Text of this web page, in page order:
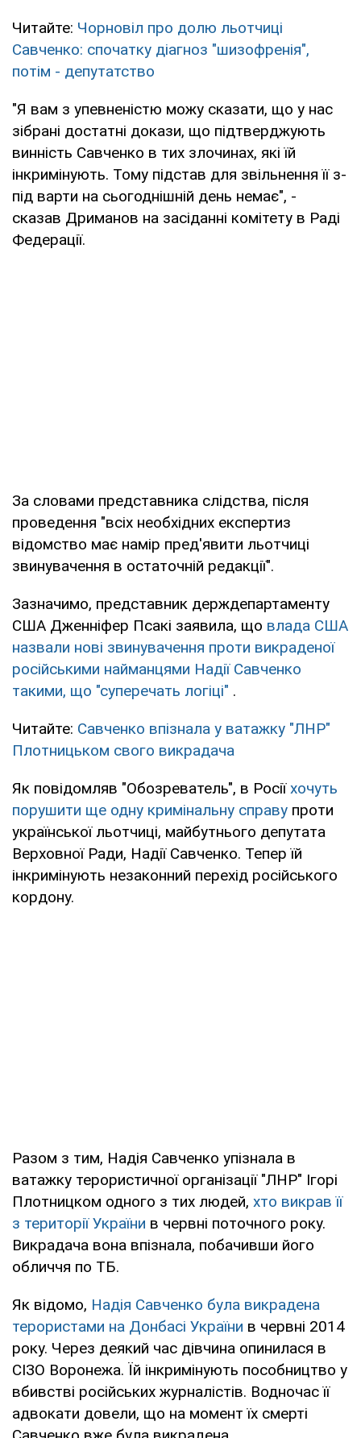
Читайте: Чорновіл про долю льотчиці
Савченко: спочатку діагноз "шизофренія",
потім - депутатство
"Я вам з упевненістю можу сказати, що у нас
зібрані достатні докази, що підтверджують
винність Савченко в тих злочинах, які їй
інкримінують. Тому підстав для звільнення її з-
під варти на сьогоднішній день немає", -
сказав Дриманов на засіданні комітету в Раді
Федерації.
За словами представника слідства, після
проведення "всіх необхідних експертиз
відомство має намір пред'явити льотчиці
звинувачення в остаточній редакції".
Зазначимо, представник держдепартаменту
США Дженніфер Псакі заявила, що влада США
назвали нові звинувачення проти викраденої
російськими найманцями Надії Савченко
такими, що "суперечать логіці" .
Читайте: Савченко впізнала у ватажку "ЛНР"
Плотницьком свого викрадача
Як повідомляв "Обозреватель", в Росіїхочуть
порушити ще одну кримінальну справу проти
української льотчиці, майбутнього депутата
Верховної Ради, Надії Савченко. Тепер їй
інкримінують незаконний перехід російського
кордону.
Разом з тим, Надія Савченко упізнала в
ватажку терористичної організації "ЛНР" Ігорі
Плотницком одного з тих людей, хто викрав її
з території України в червні поточного року.
Викрадача вона впізнала, побачивши його
обличчя по ТБ.
Як відомо, Надія Савченко була викрадена
терористами на Донбасі України в червні 2014
року. Через деякий час дівчина опинилася в
СІЗО Воронежа. Їй інкримінують пособництво у
вбивстві російських журналістів. Водночас її
адвокати довели, що на момент їх смерті